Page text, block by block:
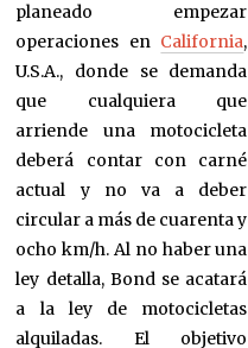
planeado empezar
operaciones en California,
U.S.A., donde se demanda
que cualquiera que
arriende una motocicleta
deberá contar con carné
actual y no va a deber
circular a más de cuarenta y
ocho km/h. Al no haber una
ley detalla, Bond se acatará
a la ley de motocicletas
alquiladas. El objetivo